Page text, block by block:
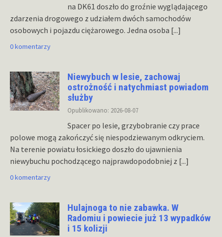
na DK61 doszło do groźnie wyglądającego
zdarzenia drogowego z udziałem dwóch samochodów
osobowych i pojazdu ciężarowego. Jedna osoba [...]
0 komentarzy
Niewybuch w lesie, zachowaj
ostrożność i natychmiast powiadom
służby
Opublikowano: 2026-08-07
Spacer po lesie, grzybobranie czy prace
polowe mogą zakończyć się niespodziewanym odkryciem.
Na terenie powiatu łosickiego doszło do ujawnienia
niewybuchu pochodzącego najprawdopodobniej z [...]
0 komentarzy
Hulajnoga to nie zabawka. W
Radomiu i powiecie już 13 wypadków
i 15 kolizji